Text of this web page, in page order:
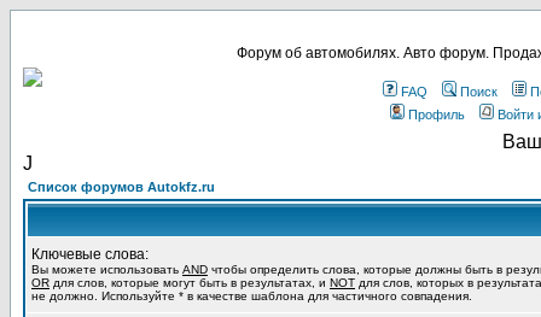
Форум об автомобилях. Авто форум.
FAQ Поиск
Профиль
Войти
Ј
Список форумов Autokfz.ru
Ключевые слова:
Вы можете использовать AND чтобы определить слова, которые должны быть в
OR для слов, которые могут быть в результатах, и NOT для слов, которых в
не должно. Используйте * в качестве шаблона для частичного совпадения.